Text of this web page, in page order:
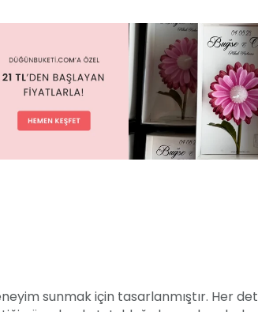
sunmak için tasarlanmıştır. Her